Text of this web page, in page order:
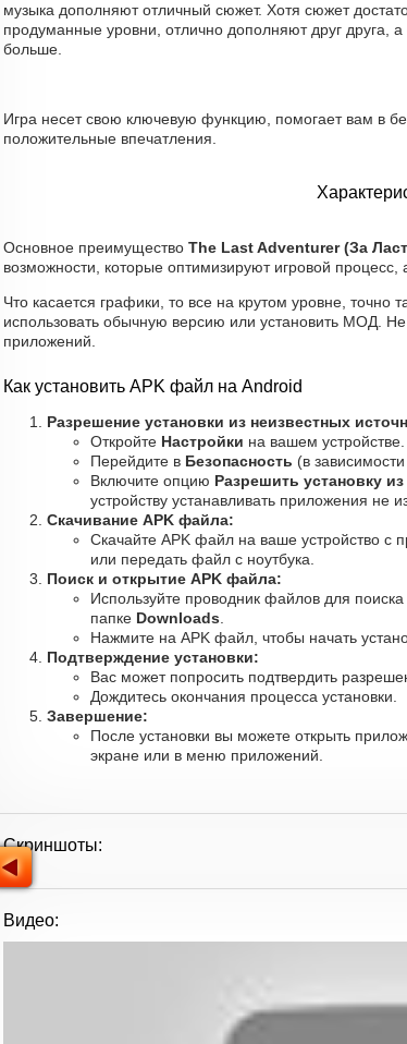
музыка дополняют отличный сюжет. Хотя сюжет
продуманные уровни, отлично дополняют друг друга, а
больше.
Игра несет свою ключевую функцию, помогает вам в
положительные впечатления.
Основное преимущество The Last Adventurer (За
возможности, которые оптимизируют игровой
Что касается графики, то все на крутом уровне, точно
использовать обычную версию или установить МОД.
приложений.
Как установить APK файл на Android
Разрешение установки из неизвестных
Откройте Настройки на вашем устройстве.
Перейдите в Безопасность (в
Включите опцию Разрешить установку
устройству устанавливать приложения не
Скачивание APK файла:
Скачайте APK файл на ваше устройство с
или передать файл с ноутбука.
Поиск и открытие APK файла:
Используйте проводник файлов для
папке Downloads
Нажмите на APK файл, чтобы начать
Подтверждение установки:
Вас может попросить подтвердить
Дождитесь окончания процесса установки.
Завершение:
После установки вы можете открыть
экране или в меню приложений.
Скриншоты:
Видео: